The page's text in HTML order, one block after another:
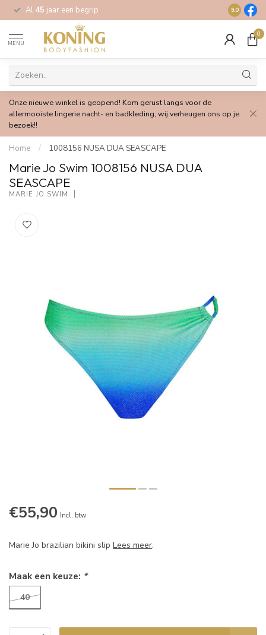
Al 45 jaar een begrip Gratis
9.0
MENU
0
Onze nieuwe winkel is geopend! Kom gerust langs voor de
allermooiste lingerie nacht- en badkleding, wij verheugen ons op je
bezoek!!
Home / 1008156 NUSA DUA SEASCAPE
Marie Jo Swim 1008156 NUSA DUA
SEASCAPE
MARIE JO SWIM
€55,90 Incl. btw
Marie Jo brazilian bikini slip Lees meer.
Maak een keuze: *
40